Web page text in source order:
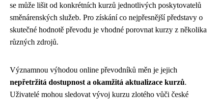
se může lišit od konkrétních kurzů jednotlivých poskytovatelů
směnárenských služeb. Pro získání co nejpřesnější představy o
skutečné hodnotě převodu je vhodné porovnat kurzy z několika
různých zdrojů.
Významnou výhodou online převodníků měn je jejich
nepřetržitá dostupnost a okamžitá aktualizace kurzů.
Uživatelé mohou sledovat vývoj kurzu zlotého vůči české